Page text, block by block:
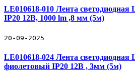
LE010618-010 Лента светодиодная
IP20 12В, 1000 lm ,8 мм (5м)
20-09-2025
LE010618-024 Лента светодиодная
фиолетовый IP20 12В , 3мм (5м)